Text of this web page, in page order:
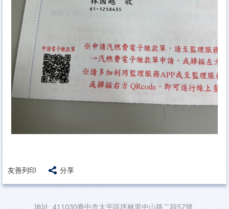
友善列印 分享
地址: 411030臺中市太平區坪林里中山路二段57號